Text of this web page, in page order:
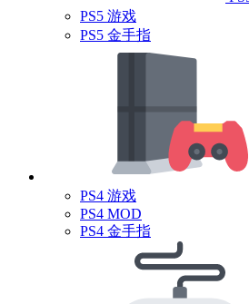
PS5 游戏
PS5 金手指
PS4 游戏
PS4 MOD
PS4 金手指